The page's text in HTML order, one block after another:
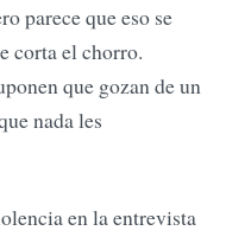
parece que eso se
corta el chorro.
que gozan de un
nada les
en la entrevista